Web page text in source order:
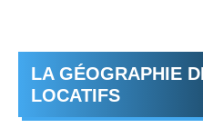
LA GÉOGRAPHIE
LOCATIFS